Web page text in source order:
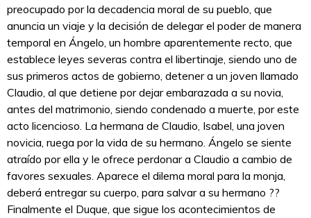
preocupado por la decadencia moral de su pueblo, que
anuncia un viaje y la decisión de delegar el poder de manera
temporal en Ángelo, un hombre aparentemente recto, que
establece leyes severas contra el libertinaje, siendo uno de
sus primeros actos de gobierno, detener a un joven llamado
Claudio, al que detiene por dejar embarazada a su novia,
antes del matrimonio, siendo condenado a muerte, por este
acto licencioso. La hermana de Claudio, Isabel, una joven
novicia, ruega por la vida de su hermano. Ángelo se siente
atraído por ella y le ofrece perdonar a Claudio a cambio de
favores sexuales. Aparece el dilema moral para la monja,
deberá entregar su cuerpo, para salvar a su hermano ??
Finalmente el Duque, que sigue los acontecimientos de